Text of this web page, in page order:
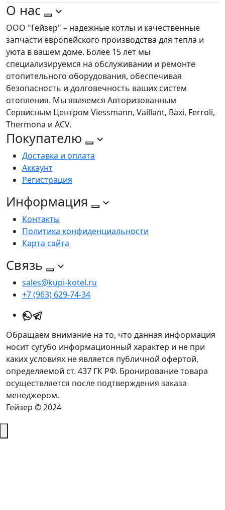
О нас
ООО "Гейзер" – надежные котлы и качественные
запчасти европейского производства для тепла и
уюта в вашем доме. Более 15 лет мы
специализируемся на обслуживании и ремонте
отопительного оборудования, обеспечивая
безопасность и долговечность ваших систем
отопления. Мы являемся Авторизованным
Сервисным Центром Viessmann, Vaillant, Baxi, Ferroli,
Thermona и ACV.
Покупателю
Доставка и оплата
Аккаунт
Регистрация
Информация
Контакты
Политика конфиденциальности
Карта сайта
Связь
sales@kupi-kotel.ru
+7 (963) 629-74-34
Обращаем внимание на то, что данная информация
носит сугубо информационный характер и не при
каких условиях не является публичной офертой,
определяемой ст. 437 ГК РФ. Бронирование товара
осуществляется после подтверждения заказа
менеджером.
Гейзер © 2024